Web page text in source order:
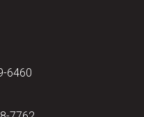
6460